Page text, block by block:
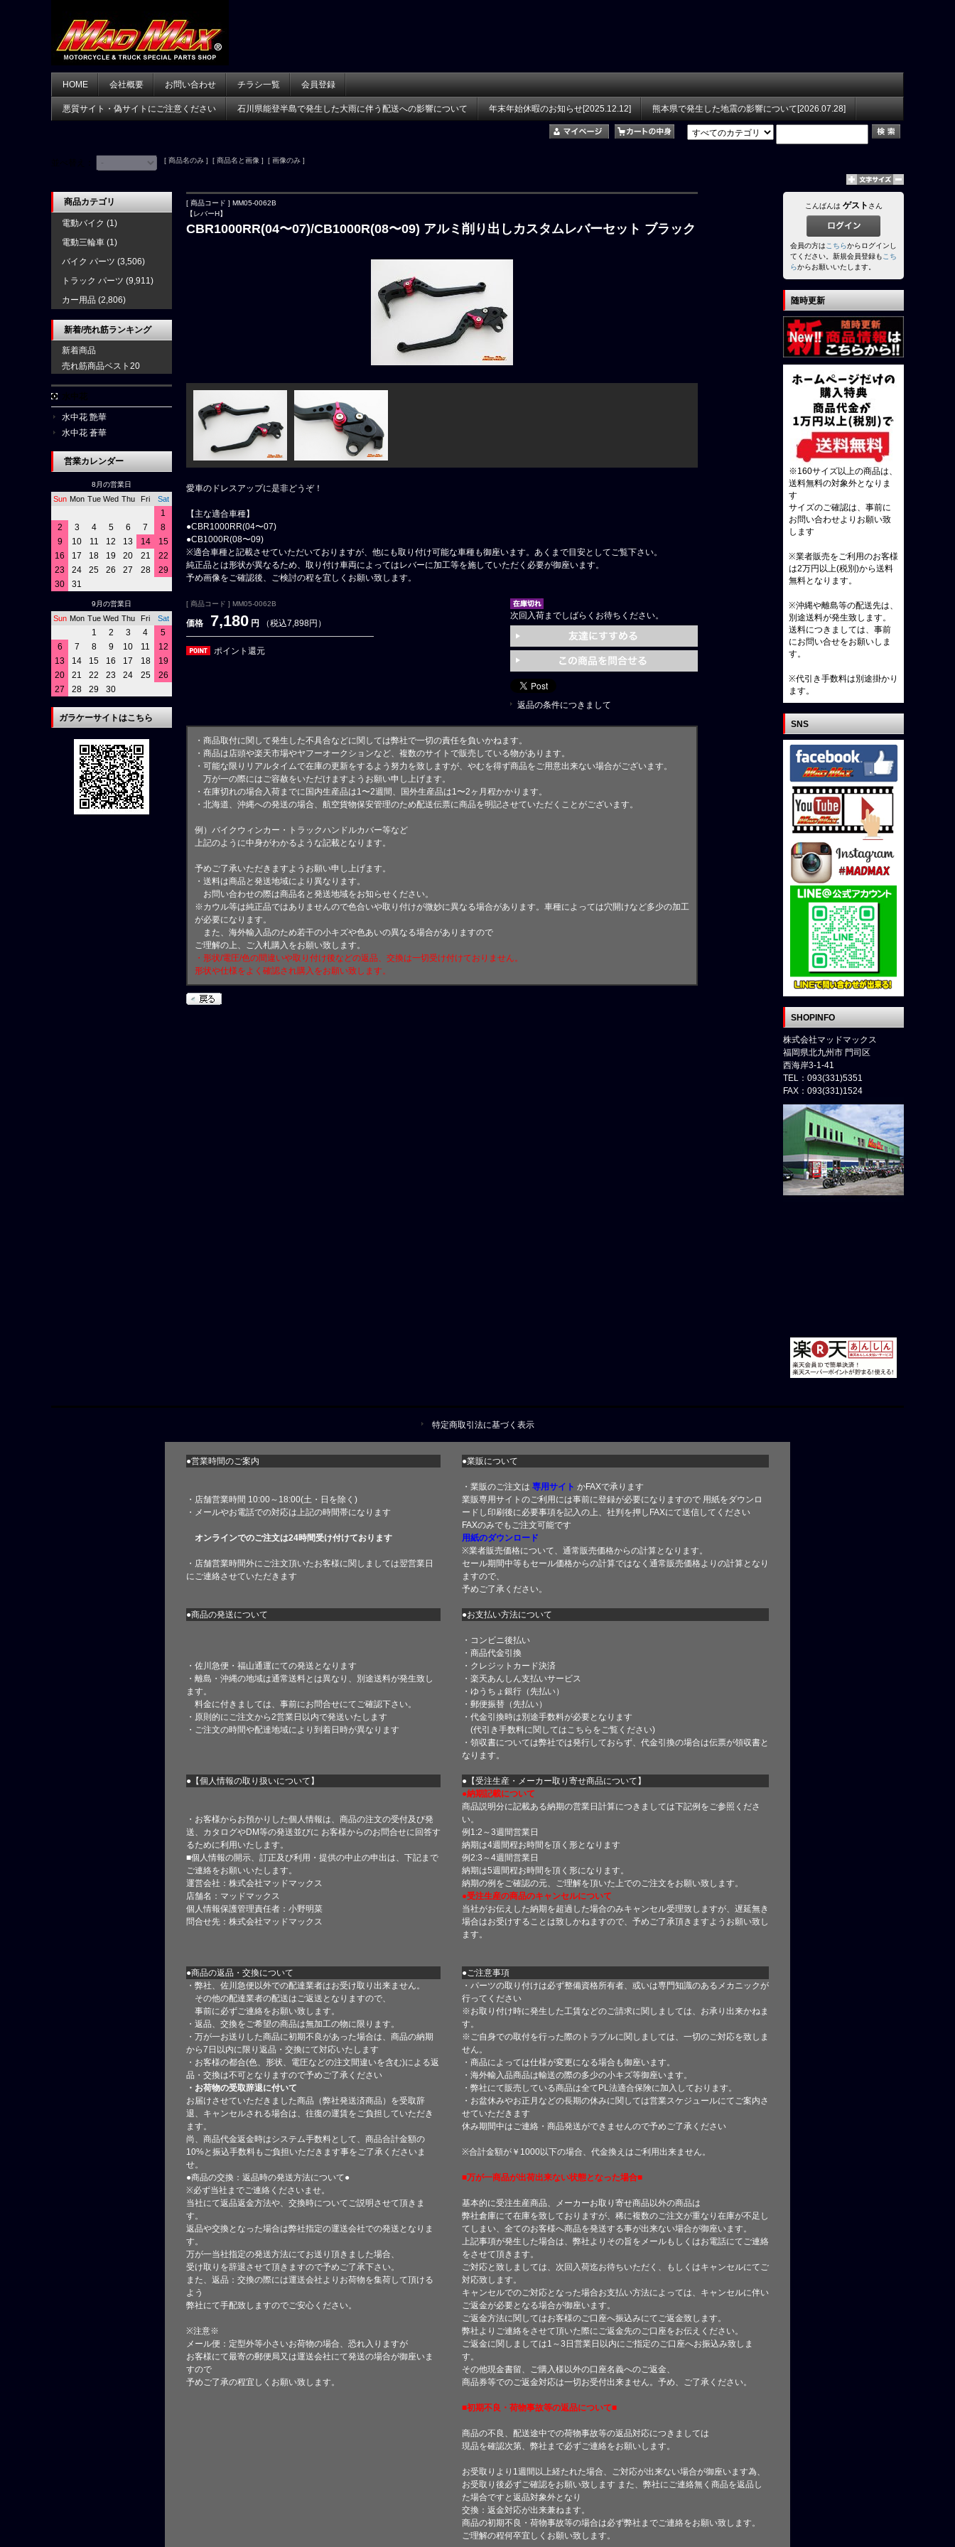
HOME 会社概要 お問い合わせ チラシ一覧 会員登録
悪質サイト・偽サイトにご注意ください 石川県能登半島で発生した大雨に伴う配送への影響について 年末年始休暇のお知らせ[2025.12.12] 熊本県で発生した地震の影響について[2026.07.28]
[ 商品名のみ ] [ 商品名と画像 ] [ 画像のみ ]
[ 商品コード ] MM05-0062B
【レバーH】
CBR1000RR(04〜07)/CB1000R(08〜09) アルミ削り出しカスタムレバーセット ブラック
愛車のドレスアップに是非どうぞ！
【主な適合車種】
●CBR1000RR(04〜07)
●CB1000R(08〜09)
※適合車種と記載させていただいておりますが、他にも取り付け可能な車種も御座います。あくまで目安としてご覧下さい。
純正品とは形状が異なるため、取り付け車両によってはレバーに加工等を施していただく必要が御座います。
予め画像をご確認後、ご検討の程を宜しくお願い致します。
[ 商品コード ] MM05-0062B
価格 7,180 円 （税込7,898円）
ポイント還元
次回入荷までしばらくお待ちください。
返品の条件につきまして
・商品取付に関して発生した不具合などに関しては弊社で一切の責任を負いかねます。
・商品は店頭や楽天市場やヤフーオークションなど、複数のサイトで販売している物があります。
・可能な限りリアルタイムで在庫の更新をするよう努力を致しますが、やむを得ず商品をご用意出来ない場合がございます。
万が一の際にはご容赦をいただけますようお願い申し上げます。
・在庫切れの場合入荷までに国内生産品は1〜2週間、国外生産品は1〜2ヶ月程かかります。
・北海道、沖縄への発送の場合、航空貨物保安管理のため配送伝票に商品を明記させていただくことがございます。
例）バイクウィンカー・トラックハンドルカバー等など
上記のように中身がわかるような記載となります。
予めご了承いただきますようお願い申し上げます。
・送料は商品と発送地域により異なります。
お問い合わせの際は商品名と発送地域をお知らせください。
※カウル等は純正品ではありませんので色合いや取り付けが微妙に異なる場合があります。車種によっては穴開けなど多少の加工
が必要になります。
また、海外輸入品のため若干の小キズや色あいの異なる場合がありますので
ご理解の上、ご入札購入をお願い致します。
・形状/電圧/色の間違いや取り付け後などの返品、交換は一切受け付けておりません。
形状や仕様をよく確認され購入をお願い致します。
商品カテゴリ
電動バイク (1)
電動三輪車 (1)
バイク パーツ (3,506)
トラック パーツ (9,911)
カー用品 (2,806)
新着/売れ筋ランキング
新着商品
売れ筋商品ベスト20
水中花 艶華
水中花 蒼華
営業カレンダー
8月の営業日
Sun Mon Tue Wed Thu Fri Sat
1
2
3 4 5 6 7
8
9
10 11 12 13 14
15
16
17 18 19 20 21
22
23
24 25 26 27 28
29
30
31
9月の営業日
Sun Mon Tue Wed Thu Fri Sat
1 2 3 4
5
6
7 8 9 10 11
12
13
14 15 16 17 18
19
20
21 22 23 24 25
26
27
28 29 30
ガラケーサイトはこちら
こんばんは ゲスト さん
会員の方はこちらからログインし
てください。新規会員登録もこち
らからお願いいたします。
随時更新
※160サイズ以上の商品は、
送料無料の対象外となりま
す
サイズのご確認は、事前に
お問い合わせよりお願い致
します
※業者販売をご利用のお客様
は2万円以上(税別)から送料
無料となります。
※沖縄や離島等の配送先は、
別途送料が発生致します。
送料につきましては、事前
にお問い合せをお願いしま
す。
※代引き手数料は別途掛かり
ます。
SNS
SHOPINFO
株式会社マッドマックス
福岡県北九州市 門司区
西海岸3-1-41
TEL：093(331)5351
FAX：093(331)1524
特定商取引法に基づく表示
●営業時間のご案内 ●業販について
・店舗営業時間 10:00～18:00(土・日を除く)
・メールやお電話での対応は上記の時間帯になります
オンラインでのご注文は24時間受け付けております
・店舗営業時間外にご注文頂いたお客様に関しましては翌営業日
にご連絡させていただきます
・業販のご注文は 専用サイト かFAXで承ります
業販専用サイトのご利用には事前に登録が必要になりますので 用紙をダウンロ
ードし印刷後に必要事項を記入の上、社判を押しFAXにて送信してください
FAXのみでもご注文可能です
用紙のダウンロード
※業者販売価格について、通常販売価格からの計算となります。
セール期間中等もセール価格からの計算ではなく通常販売価格よりの計算となり
ますので、
予めご了承ください。
●商品の発送について ●お支払い方法について
・佐川急便・福山通運にての発送となります
・離島・沖縄の地域は通常送料とは異なり、別途送料が発生致し
ます。
料金に付きましては、事前にお問合せにてご確認下さい。
・原則的にご注文から2営業日以内で発送いたします
・ご注文の時間や配達地域により到着日時が異なります
・コンビニ後払い
・商品代金引換
・クレジットカード決済
・楽天あんしん支払いサービス
・ゆうちょ銀行（先払い）
・郵便振替（先払い）
・代金引換時は別途手数料が必要となります
(代引き手数料に関してはこちら をご覧ください)
・領収書については弊社では発行しておらず、代金引換の場合は伝票が領収書と
なります。
●【個人情報の取り扱いについて】 ●【受注生産・メーカー取り寄せ商品について】
・お客様からお預かりした個人情報は、商品の注文の受付及び発
送、カタログやDM等の発送並びに お客様からのお問合せに回答す
るために利用いたします。
■個人情報の開示、訂正及び利用・提供の中止の申出は、下記まで
ご連絡をお願いいたします。
運営会社：株式会社マッドマックス
店舗名：マッドマックス
個人情報保護管理責任者：小野明菜
問合せ先：株式会社マッドマックス
●納期記載について
商品説明分に記載ある納期の営業日計算につきましては下記例をご参照くださ
い。
例1:2～3週間営業日
納期は4週間程お時間を頂く形となります
例2:3～4週間営業日
納期は5週間程お時間を頂く形になります。
納期の例をご確認の元、ご理解を頂いた上でのご注文をお願い致します。
●受注生産の商品のキャンセルについて
当社がお伝えした納期を超過した場合のみキャンセル受理致しますが、遅延無き
場合はお受けすることは致しかねますので、予めご了承頂きますようお願い致し
ます。
●商品の返品・交換について
●ご注意事項
・弊社、佐川急便以外での配達業者はお受け取り出来ません。
その他の配達業者の配送はご返送となりますので、
事前に必ずご連絡をお願い致します。
・返品、交換をご希望の商品は無加工の物に限ります。
・万が一お送りした商品に初期不良があった場合は、商品の納期
から7日以内に限り返品・交換にて対応いたします
・お客様の都合(色、形状、電圧などの注文間違いを含む)による返
品・交換は不可となりますので予めご了承ください
・お荷物の受取辞退に付いて
お届けさせていただきました商品（弊社発送済商品）を受取辞
退、キャンセルされる場合は、往復の運賃をご負担していただき
ます。
尚、商品代金返金時はシステム手数料として、商品合計金額の
10%と振込手数料もご負担いただきます事をご了承くださいま
せ。
●商品の交換：返品時の発送方法について●
※必ず当社までご連絡くださいませ。
当社にて返品返金方法や、交換時についてご説明させて頂きま
す。
返品や交換となった場合は弊社指定の運送会社での発送となりま
す。
万が一当社指定の発送方法にてお送り頂きました場合、
受け取りを辞退させて頂きますので予めご了承下さい。
また、返品：交換の際には運送会社よりお荷物を集荷して頂ける
よう
弊社にて手配致しますのでご安心ください。
※注意※
メール便：定型外等小さいお荷物の場合、恐れ入りますが
お客様にて最寄の郵便局又は運送会社にて発送の場合が御座いま
すので
予めご了承の程宜しくお願い致します。
・パーツの取り付けは必ず整備資格所有者、或いは専門知識のあるメカニックが
行ってください
※お取り付け時に発生した工賃などのご請求に関しましては、お承り出来かねま
す。
※ご自身での取付を行った際のトラブルに関しましては、一切のご対応を致しま
せん。
・商品によっては仕様が変更になる場合も御座います。
・海外輸入品商品は輸送の際の多少の小キズ等御座います。
・弊社にて販売している商品は全てPL法適合保険に加入しております。
・お盆休みやお正月などの長期の休みに関しては営業スケジュールにてご案内さ
せていただきます
休み期間中はご連絡・商品発送ができませんので予めご了承ください
※合計金額が￥1000以下の場合、代金換えはご利用出来ません。
■万が一商品が出荷出来ない状態となった場合■
基本的に受注生産商品、メーカーお取り寄せ商品以外の商品は
弊社倉庫にて在庫を致しておりますが、稀に複数のご注文が重なり在庫が不足し
てしまい、全てのお客様へ商品を発送する事が出来ない場合が御座います。
上記事項が発生した場合は、弊社よりその旨をメールもしくはお電話にてご連絡
をさせて頂きます。
ご対応と致しましては、次回入荷迄お待ちいただく、もしくはキャンセルにてご
対応致します。
キャンセルでのご対応となった場合お支払い方法によっては、キャンセルに伴い
ご返金が必要となる場合が御座います。
ご返金方法に関してはお客様のご口座へ振込みにてご返金致します。
弊社よりご連絡をさせて頂いた際にご返金先のご口座をお伝えください。
ご返金に関しましては1～3日営業日以内にご指定のご口座へお振込み致しま
す。
その他現金書留、ご購入様以外の口座名義へのご返金、
商品券等でのご返金対応は一切お受付出来ません。予め、ご了承ください。
■初期不良・荷物事故等の返品について■
商品の不良、配送途中での荷物事故等の返品対応につきましては
現品を確認次第、弊社まで必ずご連絡をお願いします。
お受取りより1週間以上経たれた場合、ご対応が出来ない場合が御座います為、
お受取り後必ずご確認をお願い致します また、弊社にご連絡無く商品を返品し
た場合ですと返品対象外となり
交換：返金対応が出来兼ねます。
商品の初期不良・荷物事故等の場合は必ず弊社までご連絡をお願い致します。
ご理解の程何卒宜しくお願い致します。